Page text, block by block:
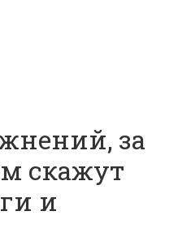
за
скажут
и